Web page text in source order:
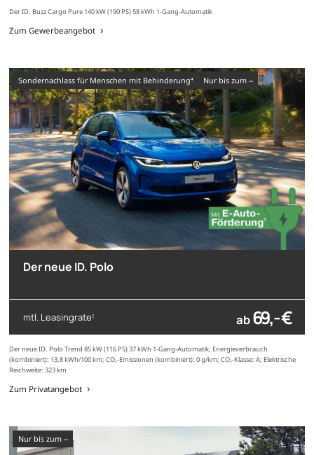
Der ID. Buzz Cargo Pure 140 kW (190 PS) 58 kWh 1-Gang-Automatik
Zum Gewerbeangebot
Sondernachlass für Menschen mit Behinderung⁴ nur bis zum --
Der neue ID. Polo
mtl. Leasingrate1 ab69,- €
Der neue ID. Polo Trend 85 kW (116 PS) 37 kWh 1-Gang-Automatik; Energieverbrauch
(kombiniert): 13,8 kWh/100 km; CO₂-Emissionen (kombiniert): 0 g/km; CO₂-Klasse: A; Elektrische
Reichweite: 323 km
Zum Privatangebot
nur bis zum --